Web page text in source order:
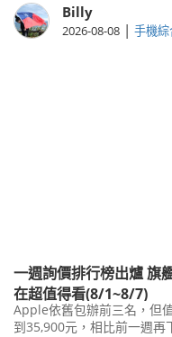
Billy
2026-08-08 | 手機綜
一週詢價排行榜出爐 旗艦手機價格再下修，這幾款手機現
在超值得看(8/1~8/7)
Apple依舊包辦前三名，但
到35,900元，相比前一週再